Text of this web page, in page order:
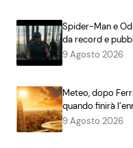
Spider-Man e
da record e
9 Agosto 2026
Meteo, dopo
quando finirà
9 Agosto 2026